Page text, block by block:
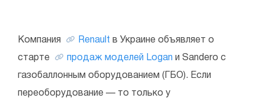
Компания Renault в Украине объявляет о
старте продаж моделей Logan и Sandero с
газобаллонным оборудованием (ГБО). Если
переоборудование — то только у